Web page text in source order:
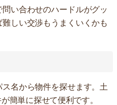
い合わせのハードルがグッ
しい交渉もうまくいくかも
名から物件を探せます。土
簡単に探せて便利です。